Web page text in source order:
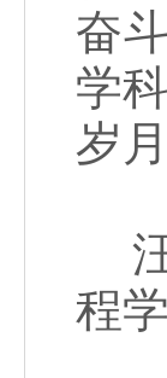
奋
学
岁
汪
程